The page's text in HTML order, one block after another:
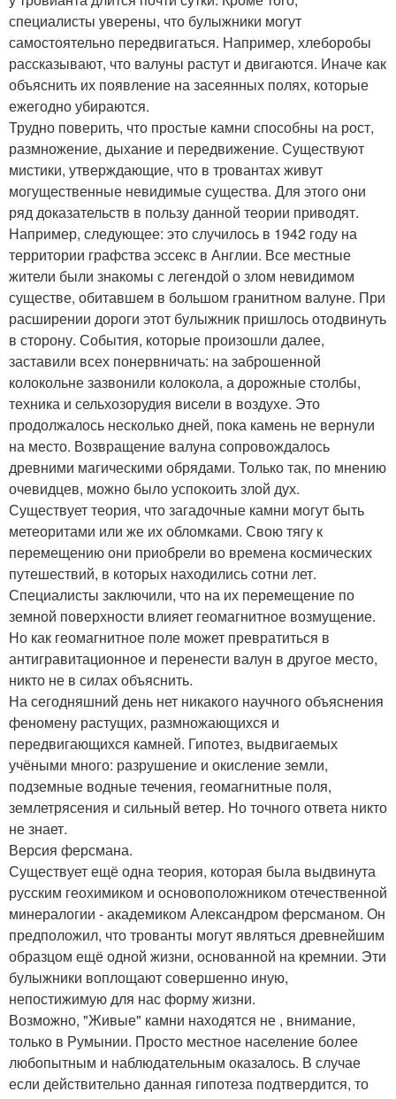
специалисты уверены, что булыжники могут
самостоятельно передвигаться. Например, хлеборобы
рассказывают, что валуны растут и двигаются. Иначе как
объяснить их появление на засеянных полях, которые
ежегодно убираются.
Трудно поверить, что простые камни способны на рост,
размножение, дыхание и передвижение. Существуют
мистики, утверждающие, что в тровантах живут
могущественные невидимые существа. Для этого они
ряд доказательств в пользу данной теории приводят.
Например, следующее: это случилось в 1942 году на
территории графства эссекс в Англии. Все местные
жители были знакомы с легендой о злом невидимом
существе, обитавшем в большом гранитном валуне. При
расширении дороги этот булыжник пришлось отодвинуть
в сторону. События, которые произошли далее,
заставили всех понервничать: на заброшенной
колокольне зазвонили колокола, а дорожные столбы,
техника и сельхозорудия висели в воздухе. Это
продолжалось несколько дней, пока камень не вернули
на место. Возвращение валуна сопровождалось
древними магическими обрядами. Только так, по мнению
очевидцев, можно было успокоить злой дух.
Существует теория, что загадочные камни могут быть
метеоритами или же их обломками. Свою тягу к
перемещению они приобрели во времена космических
путешествий, в которых находились сотни лет.
Специалисты заключили, что на их перемещение по
земной поверхности влияет геомагнитное возмущение.
Но как геомагнитное поле может превратиться в
антигравитационное и перенести валун в другое место,
никто не в силах объяснить.
На сегодняшний день нет никакого научного объяснения
феномену растущих, размножающихся и
передвигающихся камней. Гипотез, выдвигаемых
учёными много: разрушение и окисление земли,
подземные водные течения, геомагнитные поля,
землетрясения и сильный ветер. Но точного ответа никто
не знает.
Версия ферсмана.
Существует ещё одна теория, которая была выдвинута
русским геохимиком и основоположником отечественной
минералогии - академиком Александром ферсманом. Он
предположил, что трованты могут являться древнейшим
образцом ещё одной жизни, основанной на кремнии. Эти
булыжники воплощают совершенно иную,
непостижимую для нас форму жизни.
Возможно, "Живые" камни находятся не , внимание,
только в Румынии. Просто местное население более
любопытным и наблюдательным оказалось. В случае
если действительно данная гипотеза подтвердится, то